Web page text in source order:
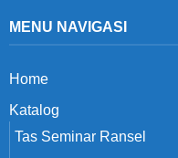
MENU NAVIGASI
Home
Katalog
Tas Seminar Ransel